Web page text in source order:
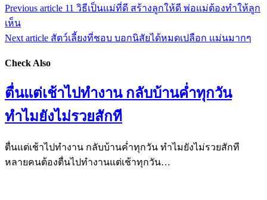
Previous article 11 วิธีเป็นแม่ที่ดี สร้างลูกให้ดี พ่อแม่ต้องทำให้ลูก
เห็น
Next article สัตว์เลี้ยงที่ชอบ บอกนิสัยได้หมดเปลือก เเม่นมากๆ
Check Also
ตื่นแต่เช้าไปทำงาน กลับบ้านค่ำทุกวัน
ทำไมยังไม่รวยสักที
ตื่นแต่เช้าไปทำงาน กลับบ้านค่ำทุกวัน ทำไมยังไม่รวยสักที
หลายคนต้องตื่นไปทำงานแต่เช้าทุกวัน…